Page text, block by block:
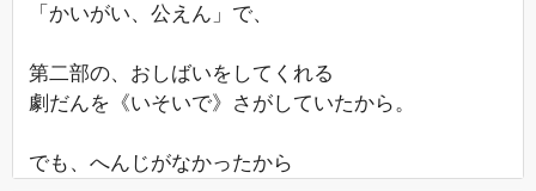
「かいがい、公えん」で、
第二部の、おしばいをしてくれる
劇だんを《いそいで》さがしていたから。
でも、へんじがなかったから